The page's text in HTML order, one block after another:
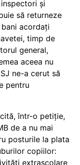
și
să returneze
acordați
timp de
general,
aceea nu
ne-a cerut să
pentru
într-o petiție,
de a nu mai
posturile la plata
copiilor:
extrașcolare